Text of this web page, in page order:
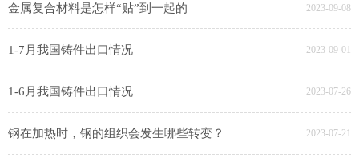
金属复合材料是怎样“贴”到一起的 2023-09-08
1-7月我国铸件出口情况 2023-09-01
1-6月我国铸件出口情况 2023-07-26
钢在加热时，钢的组织会发生哪些转变？ 2023-07-21